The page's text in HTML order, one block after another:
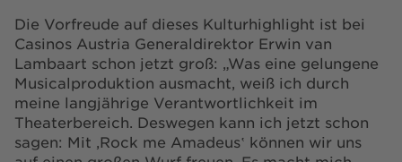
Die Vorfreude auf dieses Kulturhighlight ist bei
Casinos Austria Generaldirektor Erwin van
Lambaart schon jetzt groß: „Was eine gelungene
Musicalproduktion ausmacht, weiß ich durch
meine langjährige Verantwortlichkeit im
Theaterbereich. Deswegen kann ich jetzt schon
sagen: Mit ‚Rock me Amadeus‛ können wir uns